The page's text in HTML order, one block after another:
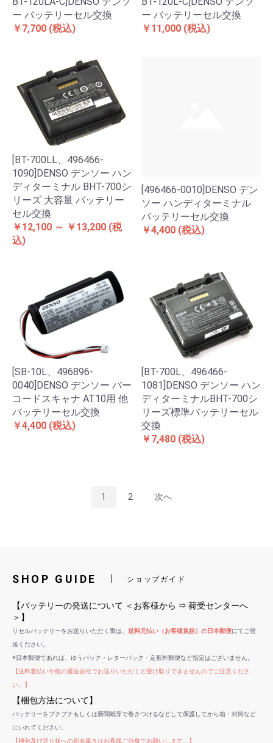
ー バッテリーセル交換
￥7,700 (税込)
ー バッテリーセル交換
￥11,000 (税込)
[BT-700LL、496466-
1090]DENSO デンソー ハン
ディターミナル BHT-700シ
リーズ 大容量 バッテリー
セル交換
￥12,100 ～ ￥13,200 (税
込)
[496466-0010]DENSO デン
ソー ハンディターミナル
バッテリーセル交換
￥4,400 (税込)
[SB-10L、496896-
0040]DENSO デンソー バー
コードスキャナ AT10用 他
バッテリーセル交換
￥4,400 (税込)
[BT-700L、496466-
1081]DENSO デンソー ハン
ディターミナルBHT-700シ
リーズ標準バッテリーセル
交換
￥7,480 (税込)
1 2 次へ
SHOP GUIDE ショップガイド
【バッテリーの発送について ＜お客様から ⇒ 荷受センターへ
＞】
リセルバッテリーをお送りいただく際は、 送料元払い（お客様負担）の日本郵便にてご発
送ください。
※日本郵便であれば、ゆうパック・レターパック・定形外郵便など指定はございません。
【送料着払いや他の運送会社でお送りいただくと受け取りできませんのでご注意くださ
い。】
【梱包方法について】
バッテリーをプチプチもしくは新聞紙等で巻きつけるなどして保護してから箱・封筒など
にいれてください。
【梱包及び送り状への宛名書きはお客様ご自身でお願いします。】